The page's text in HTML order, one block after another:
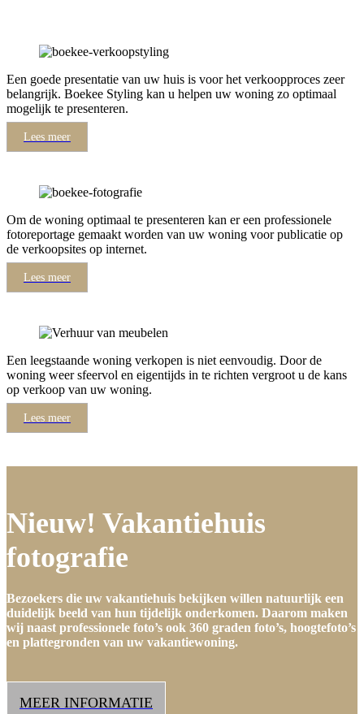
Een goede presentatie van uw huis is voor het verkoopproces zeer
belangrijk. Boekee Styling kan u helpen uw woning zo optimaal
mogelijk te presenteren.
Lees meer
Om de woning optimaal te presenteren kan er een professionele
fotoreportage gemaakt worden van uw woning voor publicatie op
de verkoopsites op internet.
Lees meer
Een leegstaande woning verkopen is niet eenvoudig. Door de
woning weer sfeervol en eigentijds in te richten vergroot u de kans
op verkoop van uw woning.
Lees meer
Nieuw! Vakantiehuis
fotografie
Bezoekers die uw vakantiehuis bekijken willen natuurlijk een
duidelijk beeld van hun tijdelijk onderkomen. Daarom maken
wij naast professionele foto’s ook 360 graden foto’s, hoogtefoto’s
en plattegronden van uw vakantiewoning.
MEER INFORMATIE